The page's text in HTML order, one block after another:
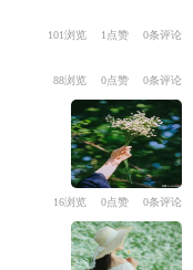
101浏览 1点赞 0条评论
88浏览 0点赞 0条评论
16浏览 0点赞 0条评论